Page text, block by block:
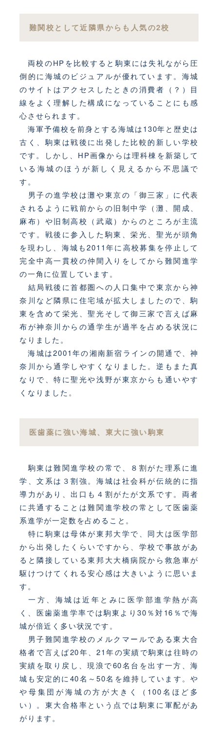
難関校として近隣県からも人気の2校
両校のHPを比較すると駒東には失礼ながら圧
倒的に海城のビジュアルが優れています。海城
のサイトはアクセスしたときの消費者（？）目
線をよく理解した構成になっていることにも感
心させられます。
海軍予備校を前身とする海城は130年と歴史は
古く、駒東は戦後に出発した比較的新しい学校
です。しかし、HP画像からは理科棟を新築して
いる海城のほうが新しく見えるから不思議で
す。
男子の進学校は灘や東京の「御三家」に代表
されるように戦前からの旧制中学（灘、開成、
麻布）や旧制高校（武蔵）からのところが主流
です。戦後に参入した駒東、栄光、聖光が頭角
を現わし、海城も2011年に高校募集を停止して
完全中高一貫校の仲間入りをしてから難関進学
の一角に位置しています。
結局戦後に首都圏への人口集中で東京から神
奈川など隣県に住宅域が拡大しましたので、駒
東を含めて栄光、聖光そして御三家で言えば麻
布が神奈川からの通学生が過半を占める状況に
なりました。
海城は2001年の湘南新宿ラインの開通で、神
奈川から通学しやすくなりました。逆もまた真
なりで、特に聖光や浅野が東京からも通いやす
くなりました。
医歯薬に強い海城、東大に強い駒東
駒東は難関進学校の常で、８割がた理系に進
学、文系は３割強。海城は社会科が伝統的に指
導力があり、出口も４割がたが文系です。両者
に共通することは難関進学校の常として医歯薬
系進学が一定数を占めること。
特に駒東は母体が東邦大学で、同大は医学部
から出発したくらいですから、学校で事故があ
ると隣接している東邦大大橋病院から救急車が
駆けつけてくれる安心感は大きいように思いま
す。
一方、海城は近年とみに医学部進学熱が高
く、医歯薬進学率では駒東より30％対16％で海
城が倍近く多い状況です。
男子難関進学校のメルクマールである東大合
格者で言えば20年、21年の実績で駒東は往時の
実績を取り戻し、現浪で60名台を出す一方、海
城も安定的に40名～50名を維持しています。や
や母集団が海城の方が大きく（100名ほど多
い）。東大合格率という点では駒東に軍配があ
がります。